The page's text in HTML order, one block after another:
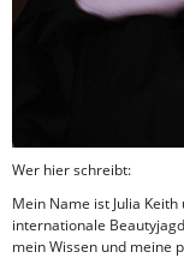
Wer hier schreibt:
Mein Name ist Julia
internationale
mein Wissen und meine